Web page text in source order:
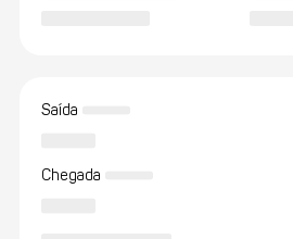
Saída
Chegada